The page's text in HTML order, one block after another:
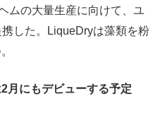
ムの大量生産に向けて、ユ
携した。LiqueDryは藻類を粉
月にもデビューする予定